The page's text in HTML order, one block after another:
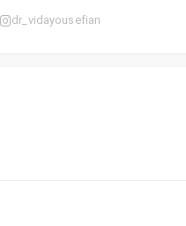
dr_vidayousefian